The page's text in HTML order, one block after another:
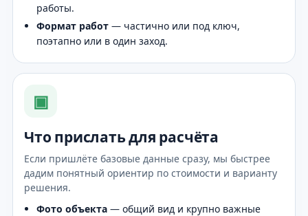
работы.
Формат работ — частично или под ключ,
поэтапно или в один заход.
▣
Что прислать для расчёта
Если пришлёте базовые данные сразу, мы быстрее
дадим понятный ориентир по стоимости и варианту
решения.
Фото объекта — общий вид и крупно важные